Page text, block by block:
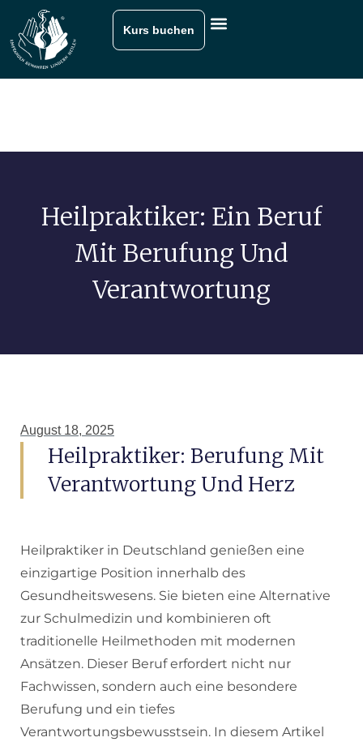
Kurs buchen
Heilpraktiker: Ein Beruf
Mit Berufung Und
Verantwortung
August 18, 2025
Heilpraktiker: Berufung Mit
Verantwortung Und Herz
Heilpraktiker in Deutschland genießen eine
einzigartige Position innerhalb des
Gesundheitswesens. Sie bieten eine Alternative
zur Schulmedizin und kombinieren oft
traditionelle Heilmethoden mit modernen
Ansätzen. Dieser Beruf erfordert nicht nur
Fachwissen, sondern auch eine besondere
Berufung und ein tiefes
Verantwortungsbewusstsein. In diesem Artikel